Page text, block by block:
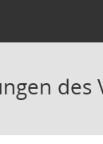
des